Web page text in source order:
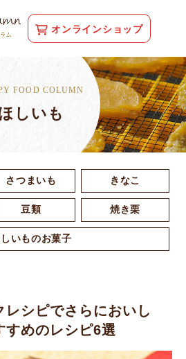
オンラインショップ
FOOD COLUMN
しいも
さつまいも きなこ
豆類 焼き栗
いものお菓子
レシピでさらにおいし
すめのレシピ6選